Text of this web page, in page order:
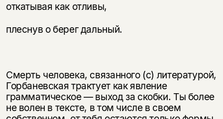
откатывая как отливы,
плеснув о берег дальный.
Смерть человека, связанного (с) литературой,
Горбаневская трактует как яв­ление
грамматическое — выход за скобки. Ты более
не волен в тексте, в том числе в своем
Я соглашаюсь сПолитикой конфиденциальности
Скажите, пожалуйста,
нет, вернуться назад